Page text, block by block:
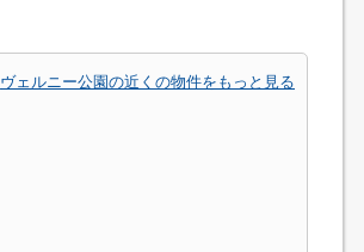
ヴェルニー公園の近くの物件をもっと見る